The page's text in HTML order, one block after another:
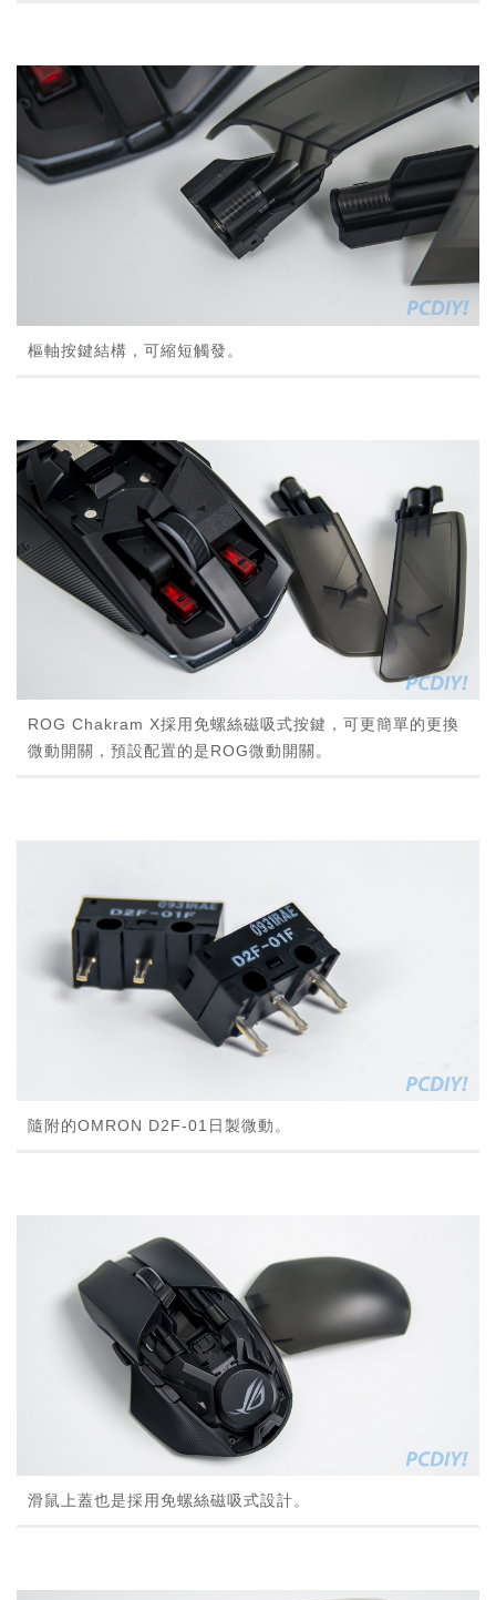
樞軸按鍵結構，可縮短觸發。
ROG Chakram X採用免螺絲磁吸式按鍵，可更簡單的更換
微動開關，預設配置的是ROG微動開關。
隨附的OMRON D2F-01日製微動。
滑鼠上蓋也是採用免螺絲磁吸式設計。